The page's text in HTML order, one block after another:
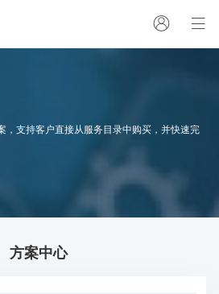
，支持客户直接从服务⽬录中购买，并快速完
方案中心